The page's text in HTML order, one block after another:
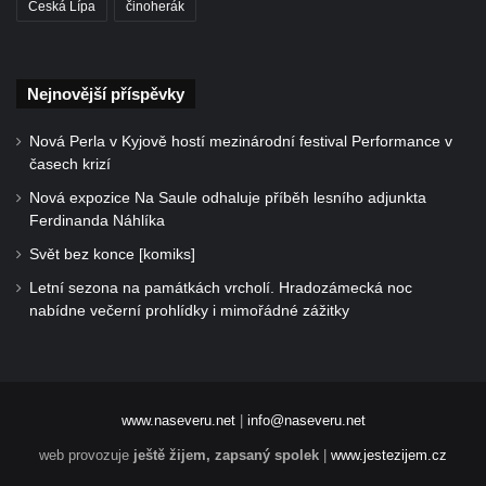
Česká Lípa činoherák
Nejnovější příspěvky
Nová Perla v Kyjově hostí mezinárodní festival Performance v
časech krizí
Nová expozice Na Saule odhaluje příběh lesního adjunkta
Ferdinanda Náhlíka
Svět bez konce [komiks]
Letní sezona na památkách vrcholí. Hradozámecká noc
nabídne večerní prohlídky i mimořádné zážitky
www.naseveru.net| info@naseveru.net
web provozuje ještě žijem, zapsaný spolek | www.jestezijem.cz